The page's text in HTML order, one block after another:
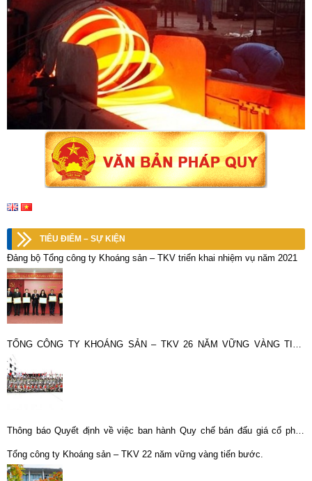
TIÊU ĐIỂM – SỰ KIỆN
Đảng bộ Tổng công ty Khoáng sản – TKV triển khai nhiệm vụ năm 2021
TỔNG CÔNG TY KHOÁNG SẢN – TKV 26 NĂM VỮNG VÀNG TIẾN
BƯỚC
Thông báo Quyết định về việc ban hành Quy chế bán đấu giá cổ phần
Tổng công ty Khoáng sản – TKV 22 năm vững vàng tiến bước.